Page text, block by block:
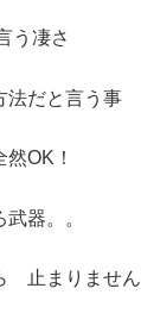
う凄さ
法だと言う事
OK！
器。。
止まりません